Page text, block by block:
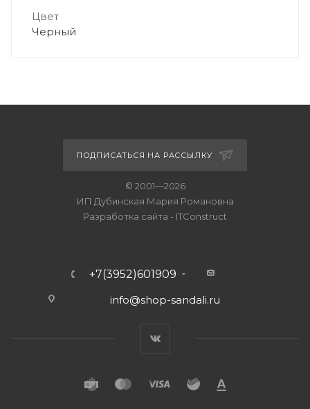
Цвет
Черный
ПОДПИСАТЬСЯ НА РАССЫЛКУ
© 2001—2026
ИП Дубинская Мария Романовна
Разработка сайта - ITConstruct
+7(3952)601909
info@shop-sandali.ru